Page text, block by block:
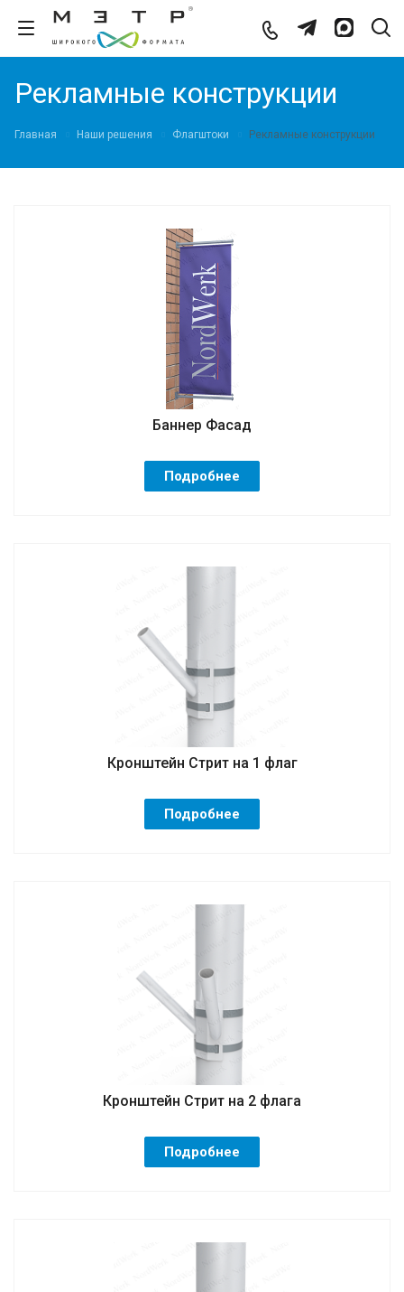
Рекламные конструкции
Главная Наши решения Флагштоки Рекламные конструкции
Баннер Фасад
Подробнее
Кронштейн Стрит на 1 флаг
Подробнее
Кронштейн Стрит на 2 флага
Подробнее